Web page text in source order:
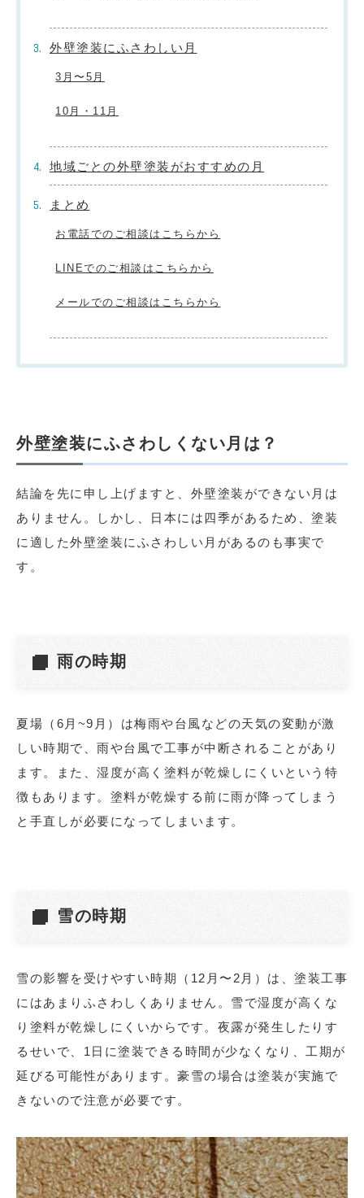
外壁塗装にふさわしい月
3月〜5月
10月・11月
地域ごとの外壁塗装がおすすめの月
まとめ
お電話でのご相談はこちらから
LINEでのご相談はこちらから
メールでのご相談はこちらから
外壁塗装にふさわしくない月は？
結論を先に申し上げますと、外壁塗装ができない月は
ありません。しかし、日本には四季があるため、塗装
に適した外壁塗装にふさわしい月があるのも事実で
す。
雨の時期
夏場（6月~9月）は梅雨や台風などの天気の変動が激
しい時期で、雨や台風で工事が中断されることがあり
ます。また、湿度が高く塗料が乾燥しにくいという特
徴もあります。塗料が乾燥する前に雨が降ってしまう
と手直しが必要になってしまいます。
雪の時期
雪の影響を受けやすい時期（12月〜2月）は、塗装工事
にはあまりふさわしくありません。雪で湿度が高くな
り塗料が乾燥しにくいからです。夜露が発生したりす
るせいで、1日に塗装できる時間が少なくなり、工期が
延びる可能性があります。豪雪の場合は塗装が実施で
きないので注意が必要です。